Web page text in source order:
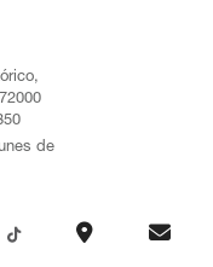
de